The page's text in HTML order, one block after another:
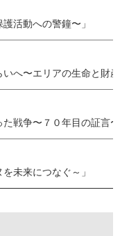
活動への警鐘〜」
いへ〜エリアの生命と財
戦争〜７０年目の証言
未来につなぐ～」